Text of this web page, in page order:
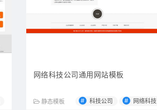
网络科技公司通用网站模板
静态模板 # 科技公司 # 网络科技